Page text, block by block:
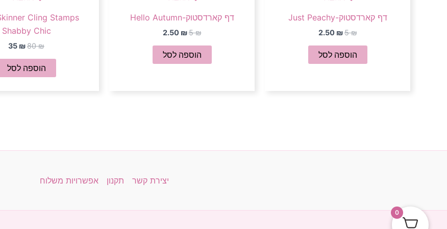
דף קארדסטוק-Just Peachy
5₪
2.50 ₪
הוספה לסל
דף קארדסטוק-Hello Autumn
5₪
2.50 ₪
הוספה לסל
Cling Stamps
Shabby Chic
80₪
35 ₪
הוספה לסל
יצירת קשר תקנון אפשרויות משלוח
0